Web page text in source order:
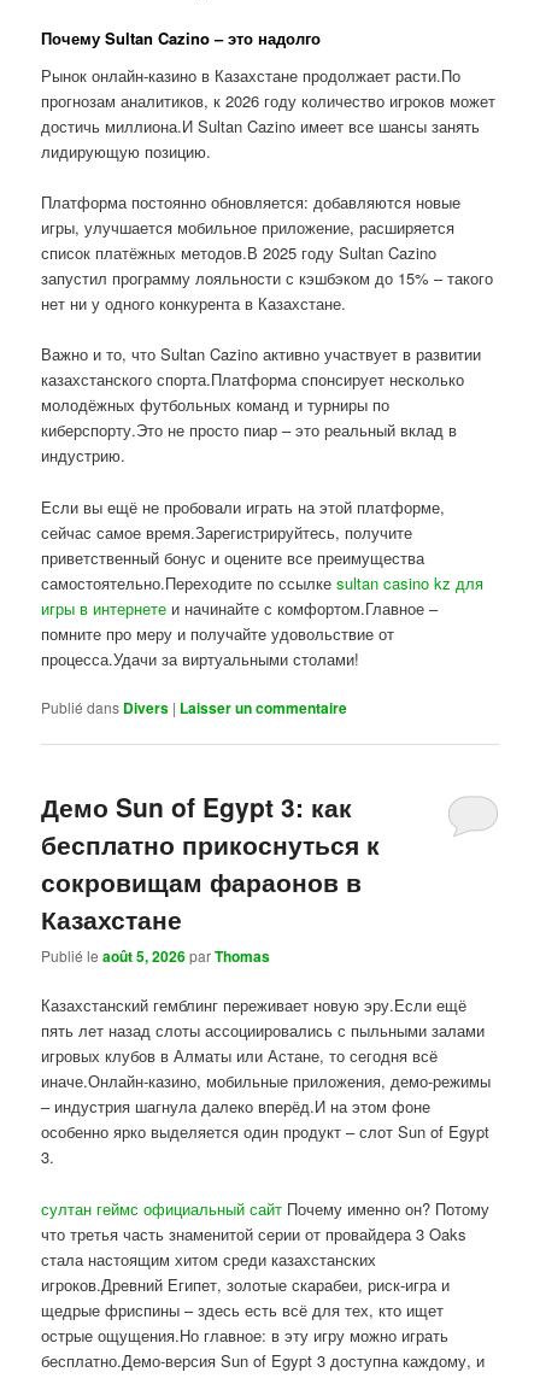
Почему Sultan Cazino – это надолго
Рынок онлайн-казино в Казахстане продолжает расти.По
прогнозам аналитиков, к 2026 году количество игроков может
достичь миллиона.И Sultan Cazino имеет все шансы занять
лидирующую позицию.
Платформа постоянно обновляется: добавляются новые
игры, улучшается мобильное приложение, расширяется
список платёжных методов.В 2025 году Sultan Cazino
запустил программу лояльности с кэшбэком до 15% – такого
нет ни у одного конкурента в Казахстане.
Важно и то, что Sultan Cazino активно участвует в развитии
казахстанского спорта.Платформа спонсирует несколько
молодёжных футбольных команд и турниры по
киберспорту.Это не просто пиар – это реальный вклад в
индустрию.
Если вы ещё не пробовали играть на этой платформе,
сейчас самое время.Зарегистрируйтесь, получите
приветственный бонус и оцените все преимущества
самостоятельно.Переходите по ссылкеsultan casino kz для
игры в интернете и начинайте с комфортом.Главное –
помните про меру и получайте удовольствие от
процесса.Удачи за виртуальными столами!
Publié dans Divers | Laisser un commentaire
Демо Sun of Egypt 3: как
бесплатно прикоснуться к
сокровищам фараонов в
Казахстане
Publié leaoût 5, 2026parThomas
Казахстанский гемблинг переживает новую эру.Если ещё
пять лет назад слоты ассоциировались с пыльными залами
игровых клубов в Алматы или Астане, то сегодня всё
иначе.Онлайн-казино, мобильные приложения, демо-режимы
– индустрия шагнула далеко вперёд.И на этом фоне
особенно ярко выделяется один продукт – слот Sun of Egypt
3.
султан геймс официальный сайт Почему именно он? Потому
что третья часть знаменитой серии от провайдера 3 Oaks
стала настоящим хитом среди казахстанских
игроков.Древний Египет, золотые скарабеи, риск-игра и
щедрые фриспины – здесь есть всё для тех, кто ищет
острые ощущения.Но главное: в эту игру можно играть
бесплатно.Демо-версия Sun of Egypt 3 доступна каждому, и